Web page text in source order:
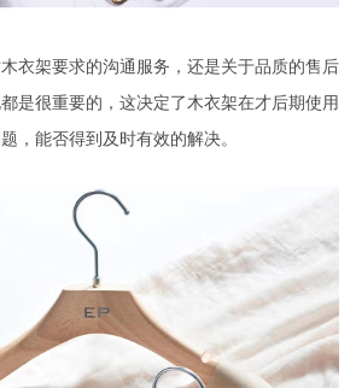
衣架要求的沟通服务，还是关于品质的售后
是很重要的，这决定了木衣架在才后期使用
，能否得到及时有效的解决。